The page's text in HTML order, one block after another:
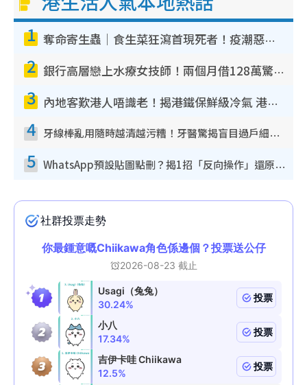
1 奪命寄生蟲｜食生菜狂瀉首現死者！疫潮惡化錄1.8萬宗病例 揭洗菜3大謬誤
2 銀行高層戀上水療女技師！兩個月借128萬驚覺「沉船」沉落火海 揭背後疑似邪教操控賣淫
3 內地客歎港人唔識老！揭港鐵保鮮級冷氣 港人求放過：咪投訴
4 牙線棒亂用隨時越清越污糟！牙醫驚揭盲目過戶細菌恐致蛀牙：呢種先係日常真保養
5 WhatsApp預設貼圖點刪？揭1招「反向操作」還原簡潔介面 附3步實測教學